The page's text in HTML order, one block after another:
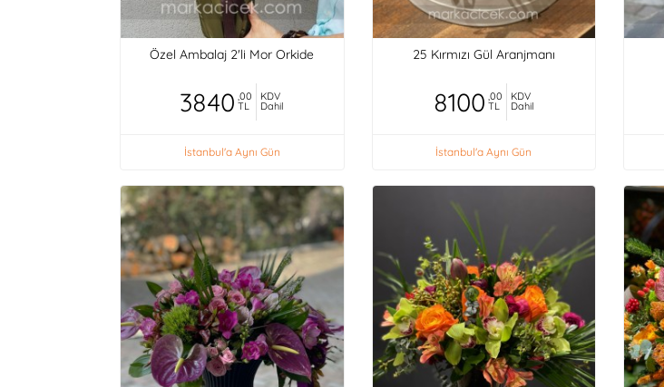
Özel Ambalaj 2'li Mor Orkide
3840 ,00
TL
KDV
Dahil
İstanbul'a Aynı Gün
25 Kırmızı Gül Aranjmanı
8100 ,00
TL
KDV
Dahil
İstanbul'a Aynı Gün